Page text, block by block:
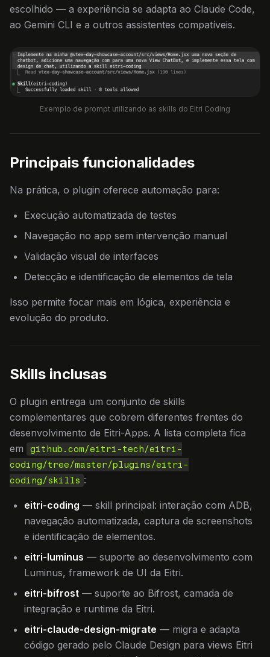
escolhido — a experiência se adapta ao Claude Code,
ao Gemini CLI e a outros assistentes compatíveis.
Exemplo de prompt utilizando as skills do Eitri Coding
Principais funcionalidades
Na prática, o plugin oferece automação para:
Execução automatizada de testes
Navegação no app sem intervenção manual
Validação visual de interfaces
Detecção e identificação de elementos de tela
Isso permite focar mais em lógica, experiência e
evolução do produto.
Skills inclusas
O plugin entrega um conjunto de skills
complementares que cobrem diferentes frentes do
desenvolvimento de Eitri-Apps. A lista completa fica
em
github.com/eitri-tech/eitri-
coding/tree/master/plugins/eitri-
coding/skills :
eitri-coding — skill principal: interação com ADB,
navegação automatizada, captura de screenshots
e identificação de elementos.
eitri-luminus — suporte ao desenvolvimento com
Luminus, framework de UI da Eitri.
eitri-bifrost — suporte ao Bifrost, camada de
integração e runtime da Eitri.
eitri-claude-design-migrate — migra e adapta
código gerado pelo Claude Design para views Eitri